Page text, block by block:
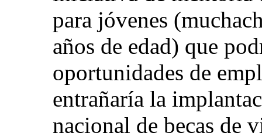
para jóvenes
años de edad) que
oportunidades de
entrañaría la
nacional de becas de